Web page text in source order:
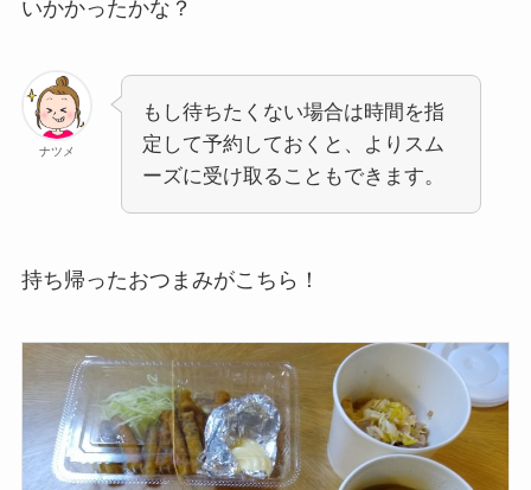
いかかったかな？
ナツメ
もし待ちたくない場合は時間を指
定して予約しておくと、よりスム
ーズに受け取ることもできます。
持ち帰ったおつまみがこちら！